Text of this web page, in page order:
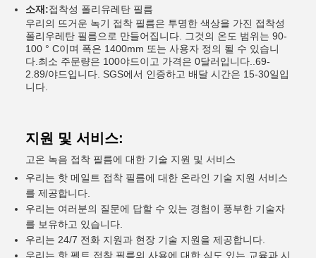
소재:접착성 폴리유레탄 필름
우리의 뜨거운 녹기 접착 필름은 투명한 색상을 가진 접착성
폴리우레탄 필름으로 만들어집니다. 그것의 온도 범위는 90-
100 ° C이며 폭은 1400mm 또는 사용자 정의 될 수 있습니
다.최소 주문량은 100야드이고 가격은 0달러입니다..69-
2.89/야드입니다. SGS에서 인증하고 배달 시간은 15-30일입
니다.
지원 및 서비스:
고온 녹음 접착 필름에 대한 기술 지원 및 서비스
우리는 핫 메일트 접착 필름에 대한 온라인 기술 지원 서비스
를 제공합니다.
우리는 여러분의 질문에 답할 수 있는 경험이 풍부한 기술자
를 보유하고 있습니다.
우리는 24/7 전화 지원과 현장 기술 지원을 제공합니다.
우리는 핫 펠트 접착 필름의 사용에 대한 심도 있는 교육과 시